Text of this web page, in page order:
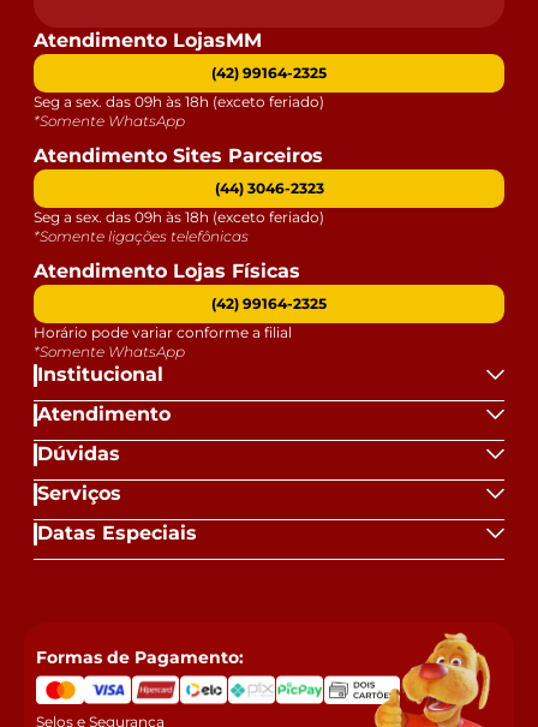
Institucional
Atendimento
Dúvidas
Serviços
Datas Especiais
Atendimento LojasMM
(42) 99164-2325
Seg a sex. das 09h às 18h (exceto feriado)
*Somente WhatsApp
Atendimento Sites Parceiros
(44) 3046-2323
Seg a sex. das 09h às 18h (exceto feriado)
*Somente ligações telefônicas
Atendimento Lojas Físicas
(42) 99164-2325
Horário pode variar conforme a filial
*Somente WhatsApp
Formas de Pagamento:
Selos e Segurança